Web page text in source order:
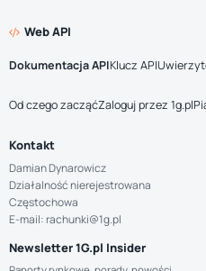
Web API
Dokumentacja APIKlucz API
Od czego zacząćZaloguj przez 1g.pl
Kontakt
Damian Dynarowicz
Działalność nierejestrowana
Częstochowa
E-mail: rachunki@1g.pl
Newsletter 1G.pl Insider